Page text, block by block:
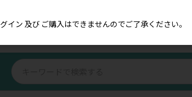
ン 及び ご購入はできませんのでご了承ください。